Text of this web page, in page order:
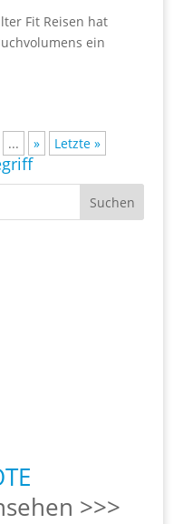
Fit Reisen hat
ein
... » Letzte »
>>>